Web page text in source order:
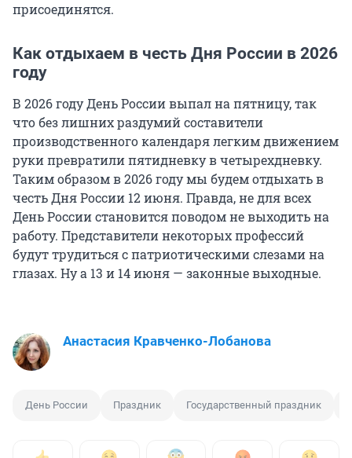
присоединятся.
Как отдыхаем в честь Дня России в 2026
году
В 2026 году День России выпал на пятницу, так
что без лишних раздумий составители
производственного календаря легким движением
руки превратили пятидневку в четырехдневку.
Таким образом в 2026 году мы будем отдыхать в
честь Дня России 12 июня. Правда, не для всех
День России становится поводом не выходить на
работу. Представители некоторых профессий
будут трудиться с патриотическими слезами на
глазах. Ну а 13 и 14 июня — законные выходные.
Анастасия Кравченко-Лобанова
День России Праздник Государственный праздник